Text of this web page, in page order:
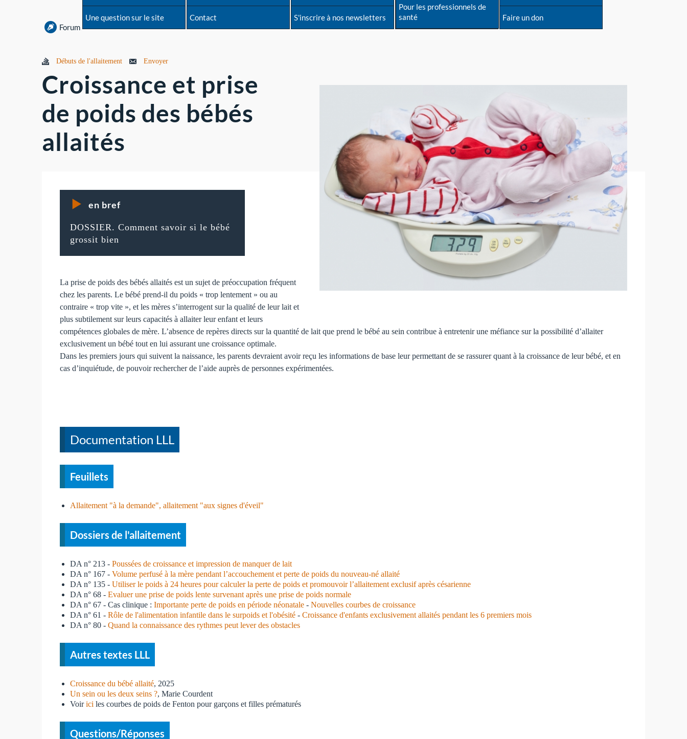
Forum
Une question sur le site Contact S'inscrire à nos newsletters
Pour les professionnels de
santé
Faire un don
Débuts de l'allaitement Envoyer
Croissance et prise
de poids des bébés
allaités
en bref
DOSSIER. Comment savoir si le bébé
grossit bien
La prise de poids des bébés allaités est un sujet de préoccupation fréquent
chez les parents. Le bébé prend-il du poids « trop lentement » ou au
contraire « trop vite », et les mères s’interrogent sur la qualité de leur lait et
plus subtilement sur leurs capacités à allaiter leur enfant et leurs
compétences globales de mère. L’absence de repères directs sur la quantité de lait que prend le bébé au sein contribue à entretenir une méfiance sur la possibilité d’allaiter
exclusivement un bébé tout en lui assurant une croissance optimale.
Dans les premiers jours qui suivent la naissance, les parents devraient avoir reçu les informations de base leur permettant de se rassurer quant à la croissance de leur bébé, et en
cas d’inquiétude, de pouvoir rechercher de l’aide auprès de personnes expérimentées.
Documentation LLL
Feuillets
Allaitement "à la demande", allaitement "aux signes d'éveil"
Dossiers de l'allaitement
DA n° 213 -Poussées de croissance et impression de manquer de lait
DA n° 167 -Volume perfusé à la mère pendant l’accouchement et perte de poids du nouveau-né allaité
DA n° 135 -Utiliser le poids à 24 heures pour calculer la perte de poids et promouvoir l’allaitement exclusif après césarienne
DA n° 68 -Evaluer une prise de poids lente survenant après une prise de poids normale
DA n° 67 - Cas clinique :Importante perte de poids en période néonatale -Nouvelles courbes de croissance
DA n° 61 -Rôle de l'alimentation infantile dans le surpoids et l'obésité -Croissance d'enfants exclusivement allaités pendant les 6 premiers mois
DA n° 80 -Quand la connaissance des rythmes peut lever des obstacles
Autres textes LLL
Croissance du bébé allaité, 2025
Un sein ou les deux seins ?, Marie Courdent
Voiriciles courbes de poids de Fenton pour garçons et filles prématurés
Questions/Réponses